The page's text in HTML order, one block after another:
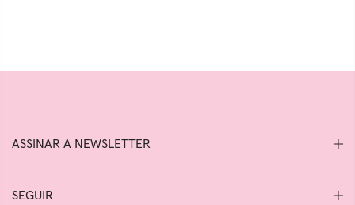
ASSINAR A NEWSLETTER
SEGUIR